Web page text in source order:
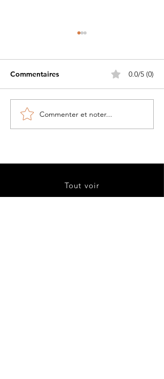
Petite histoire du béret
militaire....
Commentaires 0.0/5 (0)
Commenter et noter...
Tout voir